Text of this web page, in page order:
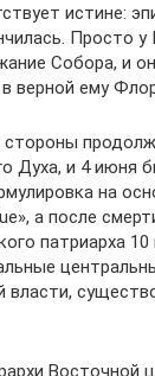
истине:
Просто
Собора, и
верной ему
Духа, и 4 июня
на
а после
патриарха
власти,
Восточной